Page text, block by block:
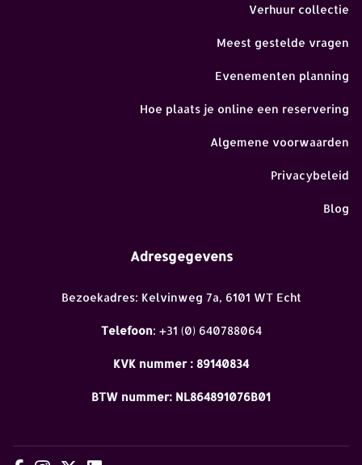
Verhuur collectie
Meest gestelde vragen
Evenementen planning
Hoe plaats je online een reservering
Algemene voorwaarden
Privacybeleid
Blog
Adresgegevens
Bezoekadres: Kelvinweg 7a, 6101 WT Echt
Telefoon: +31 (0) 640788064
KVK nummer : 89140834
BTW nummer: NL864891076B01